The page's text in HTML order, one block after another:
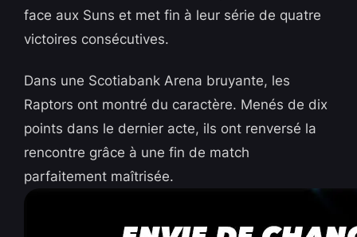
face aux Suns et met fin à leur série de quatre
victoires consécutives.
Dans une Scotiabank Arena bruyante, les
Raptors ont montré du caractère. Menés de dix
points dans le dernier acte, ils ont renversé la
rencontre grâce à une fin de match
parfaitement maîtrisée.